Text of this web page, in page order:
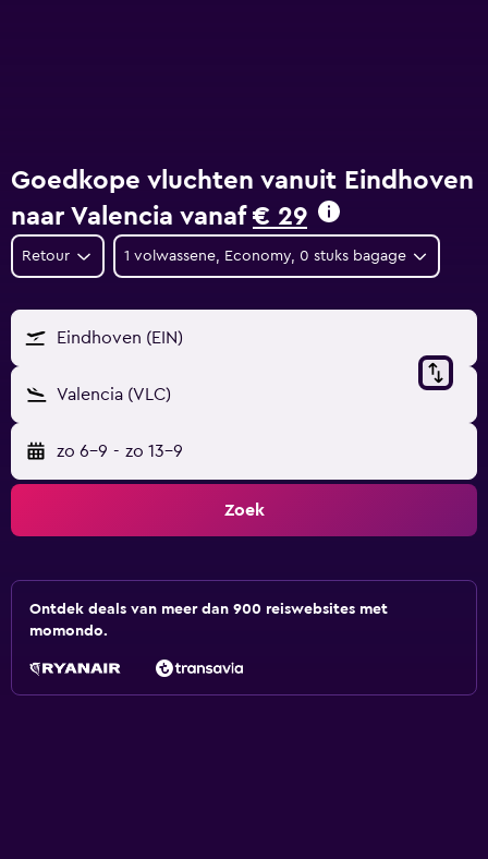
Goedkope vluchten vanuit Eindhoven
naar Valencia vanaf € 29
Retour 1 volwassene, Economy, 0 stuks bagage
Eindhoven (EIN)
Valencia (VLC)
zo 6-9 - zo 13-9
Zoek
Ontdek deals van meer dan 900 reiswebsites met
momondo.